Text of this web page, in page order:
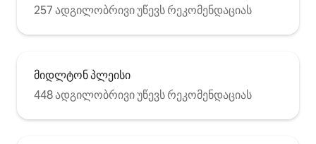
257 ადგილობრივი უწევს რეკომენდაციას
მიდლტონ პლეისი
448 ადგილობრივი უწევს რეკომენდაციას